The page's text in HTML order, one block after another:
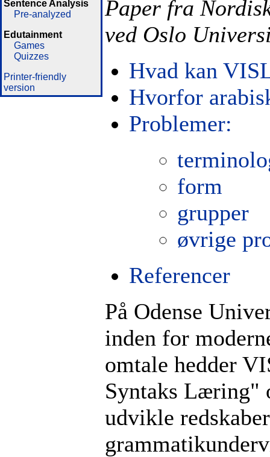
Sentence Analysis
Pre-analyzed
Edutainment
Games
Quizzes
Printer-friendly
version
Paper fra
ved Oslo
Hvad kan
Hvorfor
Problemer:
form
grupper
øvrige
Referencer
På Odense
inden for
omtale hedder
Syntaks Læring"
udvikle